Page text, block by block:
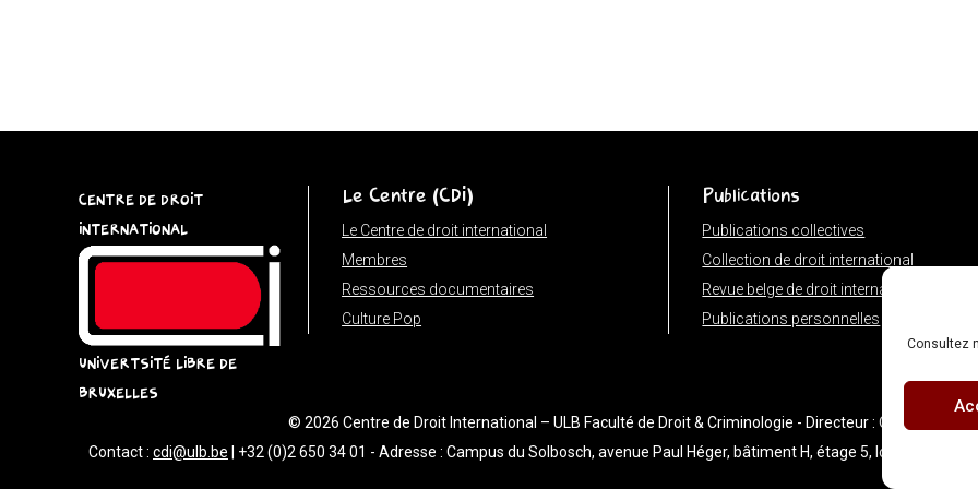
Consultez
URL)
?
input
new
URL(input,
CENTRE DE DROIT
INTERNATIONAL
UNIVERTSITÉ LIBRE DE
BRUXELLES
Le Centre (CDI)
Le Centre de droit international
Membres
Ressources documentaires
Culture Pop
Publications
Publications collectives
Collection de droit international
Revue belge de droit international
Publications personnelles
© 2026 Centre de Droit International – ULB Faculté de Droit & Criminologie - Directeur : Olivier Corten
Contact : cdi@ulb.be | +32 (0)2 650 34 01 - Adresse : Campus du Solbosch, avenue Paul Héger, bâtiment H, étage 5, local H5.159 |